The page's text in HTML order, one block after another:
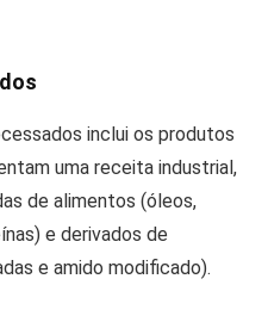
inclui os produtos
uma receita industrial,
de alimentos (óleos,
e derivados de
e amido modificado).